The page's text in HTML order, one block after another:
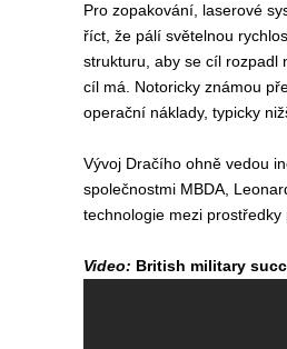
Pro zopakování, laserové
říct, že pálí světelnou
strukturu, aby se cíl rozpadl
cíl má. Notoricky známou
operační náklady, typicky
Vývoj Dračího ohně vedou
společnostmi MBDA,
technologie mezi
Video: British military